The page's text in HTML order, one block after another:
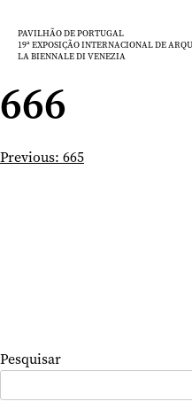
paraPAVILHÃO DE PORTUGAL
19ª EXPOSIÇÃO INTERNACIONAL DE
LA BIENNALE DI VENEZIA
666
Navegação
Previous: 665
Pesquisar